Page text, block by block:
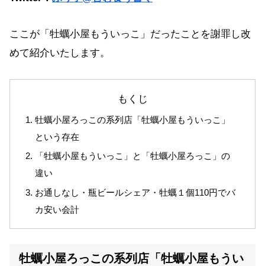
ここが「牡蠣小屋もういっこ」だったことを謝罪し改
めて紹介いたします。
もくじ
牡蠣小屋ろっこの系列店「牡蠣小屋もういっこ」
という存在
「牡蠣小屋もういっこ」と「牡蠣小屋ろっこ」の
違い
お通しなし・瓶ビールシェア・牡蠣１個110円でバ
カ安い会計
牡蠣小屋ろっこの系列店「牡蠣小屋もうい